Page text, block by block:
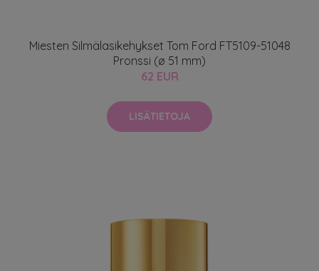
Miesten Silmälasikehykset Tom Ford FT5109-51048
Pronssi (ø 51 mm)
62 EUR
LISÄTIETOJA